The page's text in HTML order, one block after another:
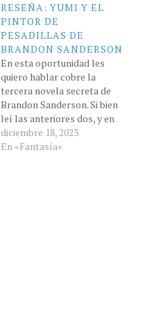
RESEÑA: YUMI Y EL
PINTOR DE
PESADILLAS DE
BRANDON SANDERSON
En esta oportunidad les
quiero hablar cobre la
tercera novela secreta de
Brandon Sanderson. Si bien
leí las anteriores dos, y en
algún momento voy a subir
las reseñas, debo confesar
diciembre 18, 2023
En «Fantasía»